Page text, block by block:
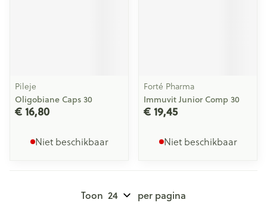
Pileje
Oligobiane Caps 30
€ 16,80
Niet beschikbaar
Forté Pharma
Immuvit Junior Comp 30
€ 19,45
Niet beschikbaar
Toon per pagina